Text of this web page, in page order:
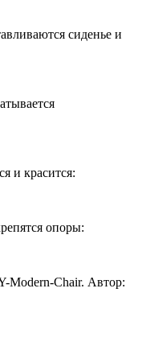
сиденье и
и красится:
опоры:
Modern-Chair. Автор: